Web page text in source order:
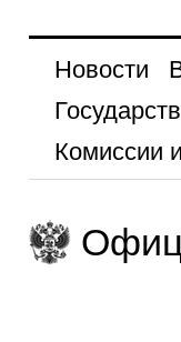
Новости
Комиссии